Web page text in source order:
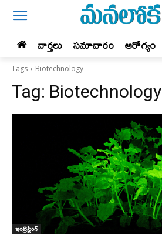
వార్తలు సమాచారం ఆరోగ్యం
Tags Biotechnology
Tag: Biotechnology
ఇంట్రెస్టింగ్‌